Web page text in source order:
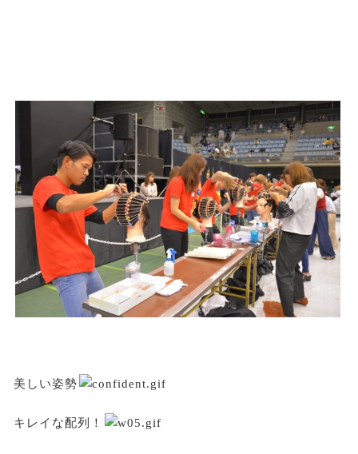
美しい姿勢
キレイな配列！